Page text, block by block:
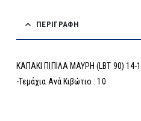
ΠΕΡΙΓΡΑΦΉ
ΚΑΠΑΚΙ ΠΙΠΙΛΑ ΜΑΥΡΗ (LBT 90) 14-
-Τεμάχια Ανά Κιβώτιο : 10